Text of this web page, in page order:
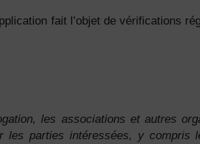
fait l’objet de vérifications
les associations et autres
parties intéressées, y compris